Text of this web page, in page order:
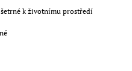
šetrné k životnímu prostředí